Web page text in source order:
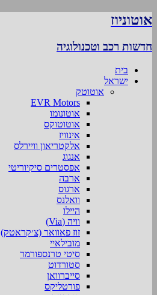
אוטוניוז
חדשות רכב וטכנולוגיה
בית
ישראל
אוטוטק
EVR Motors
אוטונומו
אוטוטוקס
אינוויז
אלקטריאון וויירלס
אנגוג
אפסטרים סיקיוריטי
ארבה
ארגוס
וואלנס
היילו
וויה (Via)
זוז פאוואר (צ׳קראטק)
מובילאיי
סיטי טרנספורמר
סטורדוט
סייברוואן
פורטליקס